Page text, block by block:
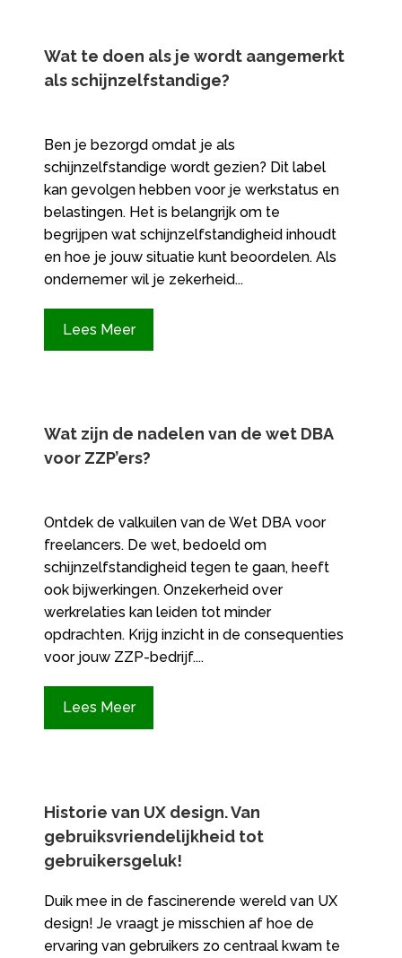
Wat te doen als je wordt aangemerkt
als schijnzelfstandige?
Ben je bezorgd omdat je als
schijnzelfstandige wordt gezien? Dit label
kan gevolgen hebben voor je werkstatus en
belastingen. Het is belangrijk om te
begrijpen wat schijnzelfstandigheid inhoudt
en hoe je jouw situatie kunt beoordelen. Als
ondernemer wil je zekerheid...
Lees Meer
Wat zijn de nadelen van de wet DBA
voor ZZP’ers?
Ontdek de valkuilen van de Wet DBA voor
freelancers. De wet, bedoeld om
schijnzelfstandigheid tegen te gaan, heeft
ook bijwerkingen. Onzekerheid over
werkrelaties kan leiden tot minder
opdrachten. Krijg inzicht in de consequenties
voor jouw ZZP-bedrijf....
Lees Meer
Historie van UX design.​ Van
gebruiksvriendelijkheid tot
gebruikersgeluk!
Duik mee in de fascinerende wereld van UX
design! Je vraagt je misschien af hoe de
ervaring van gebruikers zo centraal kwam te